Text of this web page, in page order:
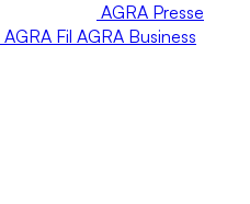
AGRA Presse
AGRA Fil AGRA Business